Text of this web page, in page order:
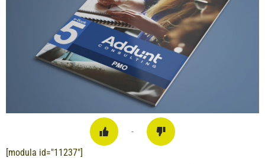
-
[modula id="11237"]